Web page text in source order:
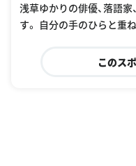
浅草ゆかりの俳優、落語
す。 自分の手のひらと重
このス